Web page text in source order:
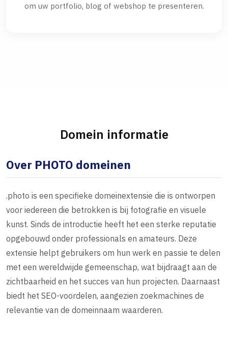
om uw portfolio, blog of webshop te presenteren.
Domein informatie
Over PHOTO domeinen
.photo is een specifieke domeinextensie die is ontworpen
voor iedereen die betrokken is bij fotografie en visuele
kunst. Sinds de introductie heeft het een sterke reputatie
opgebouwd onder professionals en amateurs. Deze
extensie helpt gebruikers om hun werk en passie te delen
met een wereldwijde gemeenschap, wat bijdraagt aan de
zichtbaarheid en het succes van hun projecten. Daarnaast
biedt het SEO-voordelen, aangezien zoekmachines de
relevantie van de domeinnaam waarderen.